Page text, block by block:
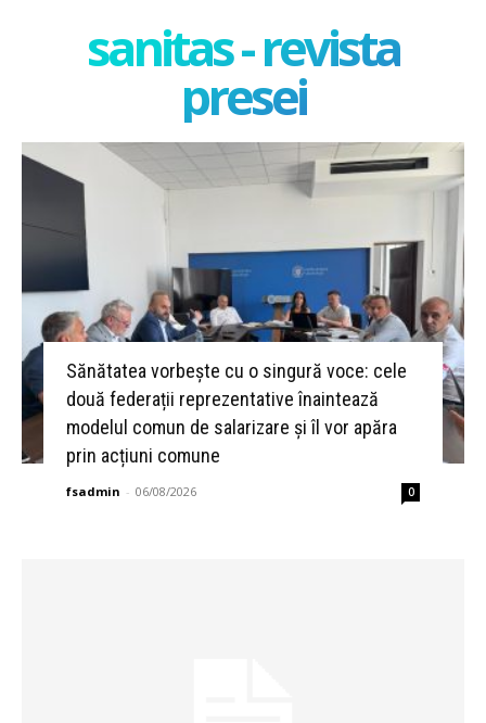
sanitas - revista
presei
Sănătatea vorbește cu o singură voce: cele
două federații reprezentative înaintează
modelul comun de salarizare și îl vor apăra
prin acțiuni comune
fsadmin - 06/08/2026 0